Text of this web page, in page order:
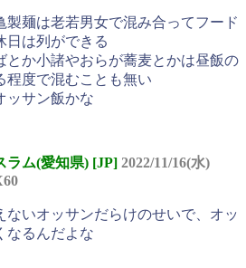
製麺は老若男女で混み合ってフード
日は列ができる
とか小諸やおらが蕎麦とかは昼飯の
程度で混むことも無い
ッサン飯かな
ラム(愛知県) [JP] 2022/11/16(水)
ないオッサンだらけのせいで、オッ
なるんだよな